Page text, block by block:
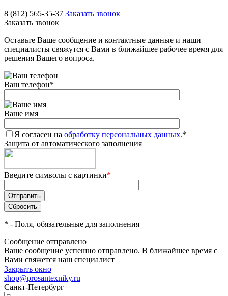
8 (812) 565-35-37 Заказать звонок
Заказать звонок
Оставьте Ваше сообщение и контактные данные и наши
специалисты свяжутся с Вами в ближайшее рабочее время для
решения Вашего вопроса.
Ваш телефон*
Ваше имя
Я согласен на обработку персональных данных.*
Защита от автоматического заполнения
Введите символы с картинки*
* - Поля, обязательные для заполнения
Сообщение отправлено
Ваше сообщение успешно отправлено. В ближайшее время с
Вами свяжется наш специалист
Закрыть окно
shop@prosantexniky.ru
Санкт-Петербург